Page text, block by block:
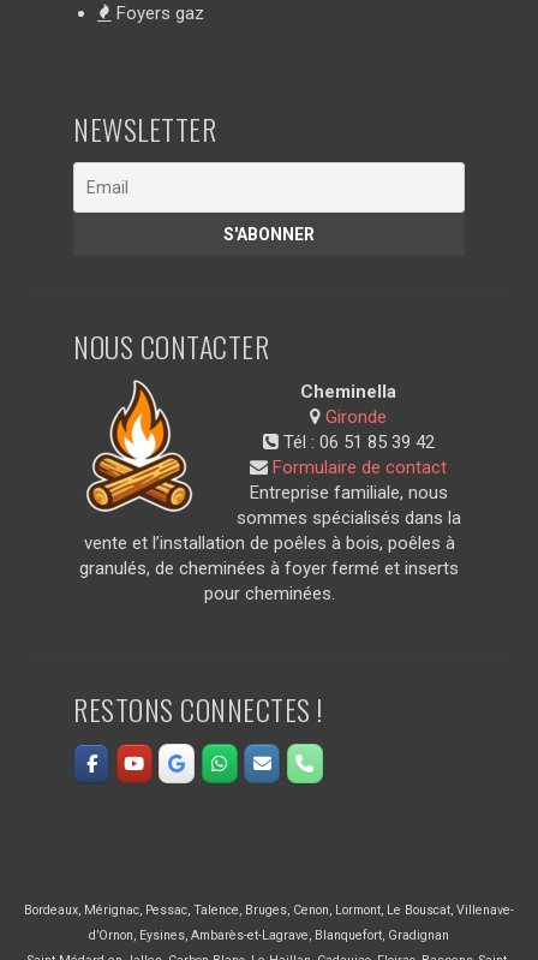
Foyers gaz
NEWSLETTER
NOUS CONTACTER
Cheminella
Gironde
Tél : 06 51 85 39 42
Formulaire de contact
Entreprise familiale, nous
sommes spécialisés dans la
vente et l’installation de poêles à bois, poêles à
granulés, de cheminées à foyer fermé et inserts
pour cheminées.
RESTONS CONNECTES !
Bordeaux, Mérignac, Pessac, Talence, Bruges, Cenon, Lormont, Le Bouscat, Villenave-
d’Ornon, Eysines, Ambarès-et-Lagrave, Blanquefort, Gradignan